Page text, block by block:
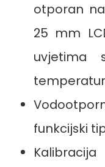
otporan
25 mm
uvjetima
funkcijski